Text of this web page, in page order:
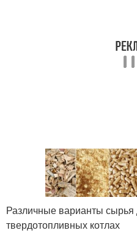
Различные варианты сырья
твердотопливных котлах